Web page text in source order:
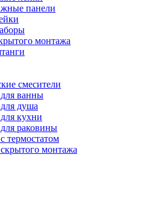
панели
монтажа
смесители
ванны
душа
кухни
раковины
термостатом
монтажа